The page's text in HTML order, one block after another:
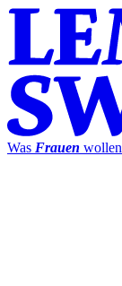
Was Frauen wollen